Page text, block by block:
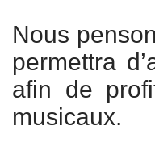
Nous
permettra
afin de
musicaux.